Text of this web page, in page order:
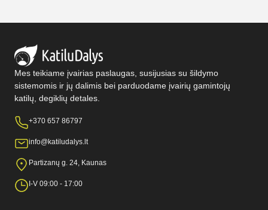
Mes teikiame įvairias paslaugas, susijusias su šildymo
sistemomis ir jų dalimis bei parduodame įvairių gamintojų
katilų, degiklių detales.
+370 657 86797
info@katiludalys.lt
Partizanų g. 24, Kaunas
I-V 09:00 - 17:00